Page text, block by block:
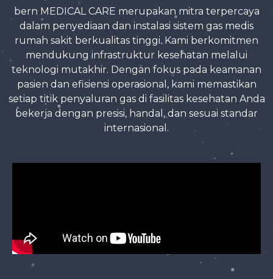
bern MEDICAL CARE merupakan mitra terpercaya
dalam penyediaan dan instalasi sistem gas medis
rumah sakit berkualitas tinggi. Kami berkomitmen
mendukung infrastruktur kesehatan melalui
teknologi mutakhir. Dengan fokus pada keamanan
pasien dan efisiensi operasional, kami memastikan
setiap titik penyaluran gas di fasilitas kesehatan Anda
bekerja dengan presisi, handal, dan sesuai standar
internasional.